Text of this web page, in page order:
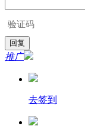
推广
去签到